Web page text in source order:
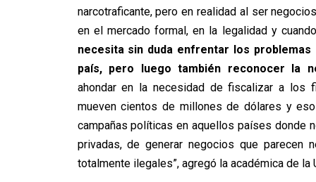
narcotraficante, pero en realidad al ser
en el mercado formal, en la legalidad y
necesita sin duda enfrentar los
país, pero luego también reconocer la
ahondar en la necesidad de fiscalizar a los
mueven cientos de millones de dólares y
campañas políticas en aquellos países donde
privadas, de generar negocios que
totalmente ilegales”, agregó la académica de la